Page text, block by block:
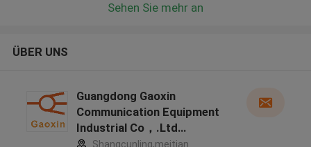
Sehen Sie mehr an
ÜBER UNS
Guangdong Gaoxin
Communication Equipment
Industrial Co，.Ltd
Herstellerprofil
Shangcunling,meitian